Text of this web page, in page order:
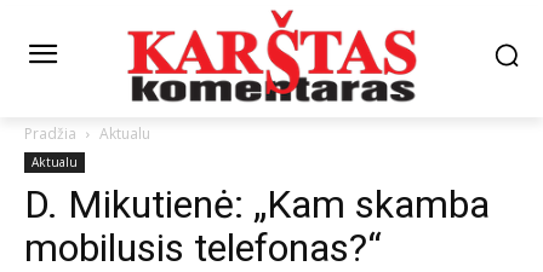
Pradžia Aktualu
Aktualu
D. Mikutienė: „Kam skamba
mobilusis telefonas?“